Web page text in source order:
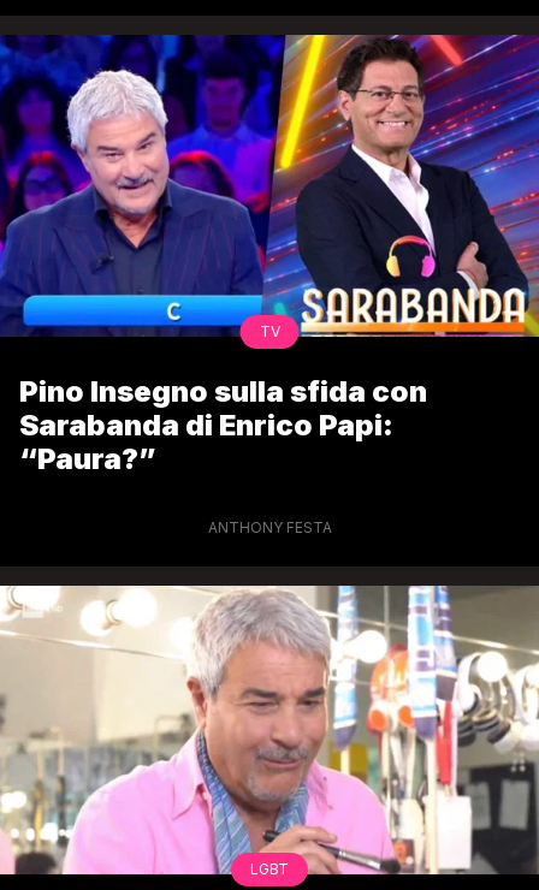
TV
Pino Insegno sulla sfida con
Sarabanda di Enrico Papi:
“Paura?”
ANTHONY FESTA
LGBT